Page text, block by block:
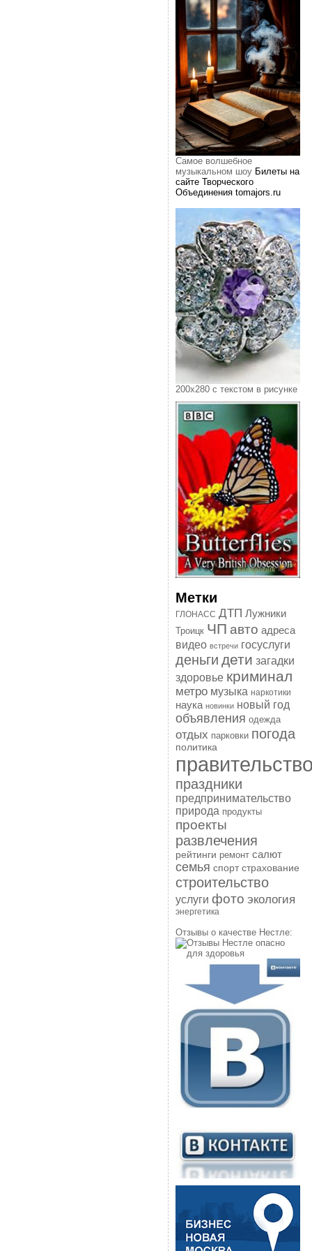
Самое волшебное
музыкальном шоуБилеты на
сайте Творческого
Объединения tomajors.ru
200х280 с текстом в рисунке
Метки
ГЛОНАСС ДТП Лужники
Троицк ЧП авто адреса
видео встречи госуслуги
деньги дети загадки
здоровье криминал
метро музыка наркотики
наука новинки новый год
объявления одежда
отдых парковки погода
политика
праздники
предпринимательство
природа продукты
проекты
развлечения
рейтинги ремонт салют
семья спорт страхование
строительство
услуги фото экология
энергетика
Отзывы о качестве Нестле: